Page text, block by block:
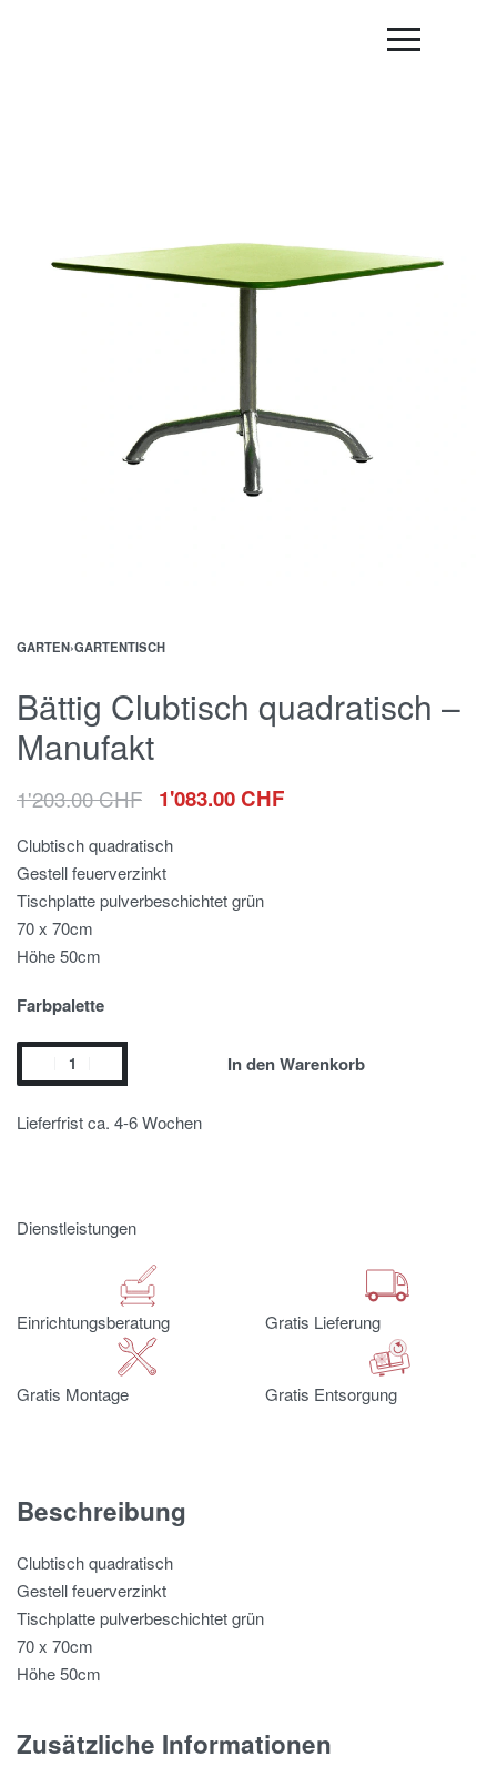
GARTEN›GARTENTISCH
Bättig Clubtisch quadratisch –
Manufakt
1'203.00CHF 1'083.00CHF
Clubtisch quadratisch
Gestell feuerverzinkt
Tischplatte pulverbeschichtet grün
70 x 70cm
Höhe 50cm
Farbpalette
In den Warenkorb
Lieferfrist ca. 4-6 Wochen
Dienstleistungen
Einrichtungsberatung Gratis Lieferung
Gratis Montage Gratis Entsorgung
Beschreibung
Clubtisch quadratisch
Gestell feuerverzinkt
Tischplatte pulverbeschichtet grün
70 x 70cm
Höhe 50cm
Zusätzliche Informationen